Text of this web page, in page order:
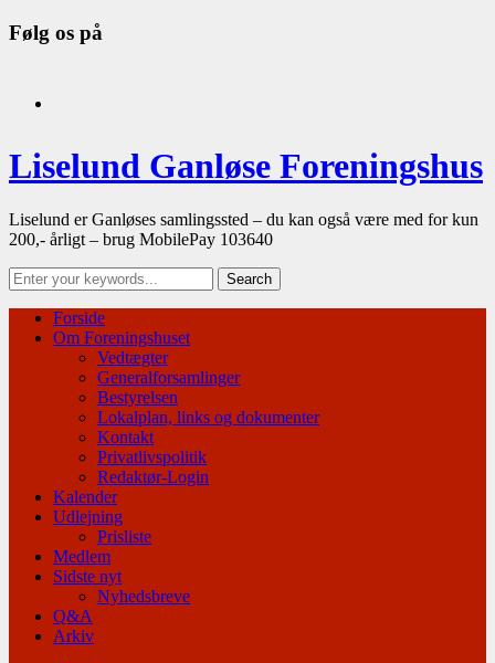
Følg os på
Liselund Ganløse Foreningshus
Liselund er Ganløses samlingssted – du kan også være med for kun
200,- årligt – brug MobilePay 103640
Forside
Om Foreningshuset
Vedtægter
Generalforsamlinger
Bestyrelsen
Lokalplan, links og dokumenter
Kontakt
Privatlivspolitik
Redaktør-Login
Kalender
Udlejning
Prisliste
Medlem
Sidste nyt
Nyhedsbreve
Q&A
Arkiv